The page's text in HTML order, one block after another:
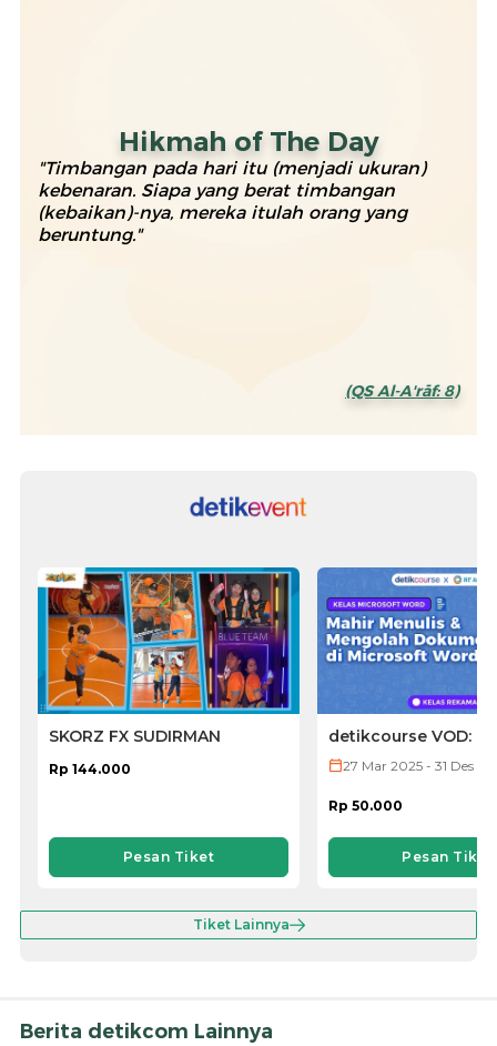
Hikmah of The Day
"Timbangan pada hari itu (menjadi ukuran)
kebenaran. Siapa yang berat timbangan
(kebaikan)-nya, mereka itulah orang yang
beruntung."
(QS Al-A'rāf: 8)
SKORZ FX SUDIRMAN
Rp 144.000
Pesan Tiket
detikcourse VOD:
Microsoft Word
27 Mar 2025 - 31 Des
Rp 50.000
Pesan Tiket
Tiket Lainnya
Berita detikcom Lainnya